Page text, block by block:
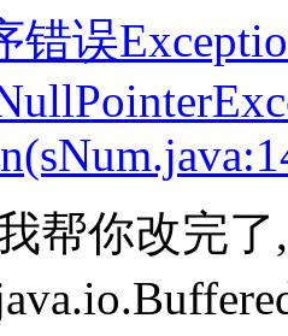
错误
帮你改完